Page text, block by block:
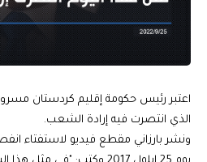
الذي انتصرت فيه إرادة الشعب.
ونشر بارزاني مقطع فيديو لاستفتاء